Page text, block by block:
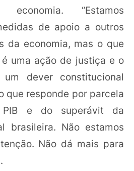
“Estamos
de apoio a outros
da economia, mas o que
uma ação de justiça e o
dever constitucional
que responde por parcela
PIB e do superávit da
brasileira. Não estamos
Não dá mais para